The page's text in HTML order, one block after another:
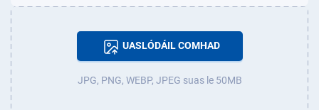
UASLÓDÁIL COMHAD
JPG, PNG, WEBP, JPEG suas le 50MB